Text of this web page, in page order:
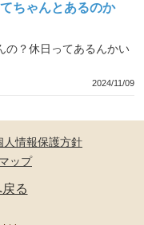
ちゃんとあるのか
の？休日ってあるんかい
2024/11/09
人情報保護方針
ップ
る